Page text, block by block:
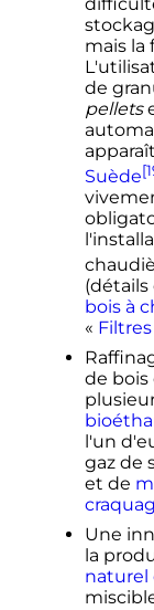
mais la
de
pellets
Suède
(détails
bois à
«
de
l'un
gaz de
et de
Une
la
naturel